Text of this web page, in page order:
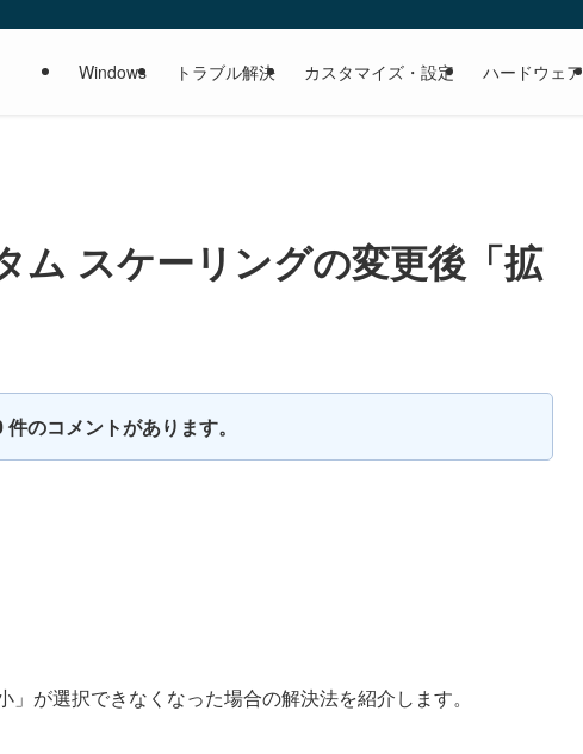
Windows トラブル解決 カスタマイズ・設定 ハードウェア
ム スケーリングの変更後「拡
のコメントがあります。
が選択できなくなった場合の解決法を紹介します。